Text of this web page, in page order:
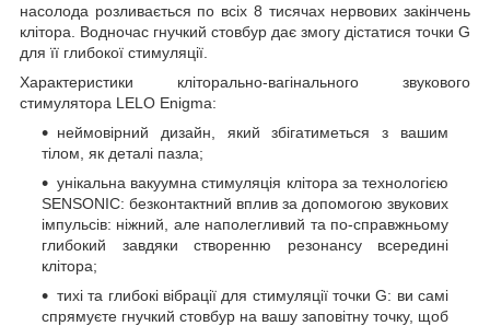
насолода розливається по всіх 8 тисячах нервових закінчень
клітора. Водночас гнучкий стовбур дає змогу дістатися точки G
для її глибокої стимуляції.
Характеристики кліторально-вагінального звукового
стимулятора LELO Enigma:
неймовірний дизайн, який збігатиметься з вашим
тілом, як деталі пазла;
унікальна вакуумна стимуляція клітора за технологією
SENSONIC: безконтактний вплив за допомогою звукових
імпульсів: ніжний, але наполегливий та по-справжньому
глибокий завдяки створенню резонансу всередині
клітора;
тихі та глибокі вібрації для стимуляції точки G: ви самі
спрямуєте гнучкий стовбур на вашу заповітну точку, щоб